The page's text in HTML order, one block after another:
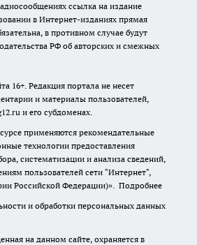
ссылка на издание
в Интернет-изданиях прямая
в противном случае будут
РФ об авторских и смежных
16+. Редакция портала не несет
и материалы пользователей,
и его субдоменах.
применяются рекомендательные
технологии предоставления
систематизации и анализа сведений,
пользователей сети "Интернет",
Российской Федерации)». Подробнее
и обработки персональных данных
на данном сайте, охраняется в